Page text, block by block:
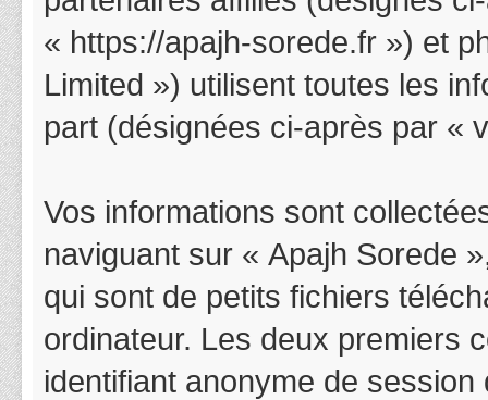
« https://apajh-sorede.fr ») et
Limited ») utilisent toutes les
part (désignées ci-après par «
Vos informations sont
naviguant sur « Apajh Sorede
qui sont de petits fichiers
ordinateur. Les deux premiers
identifiant anonyme de